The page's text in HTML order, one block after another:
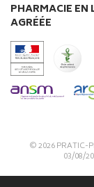
PHARMACIE EN
AGRÉÉE
© 2026PRATIC-
03/08/